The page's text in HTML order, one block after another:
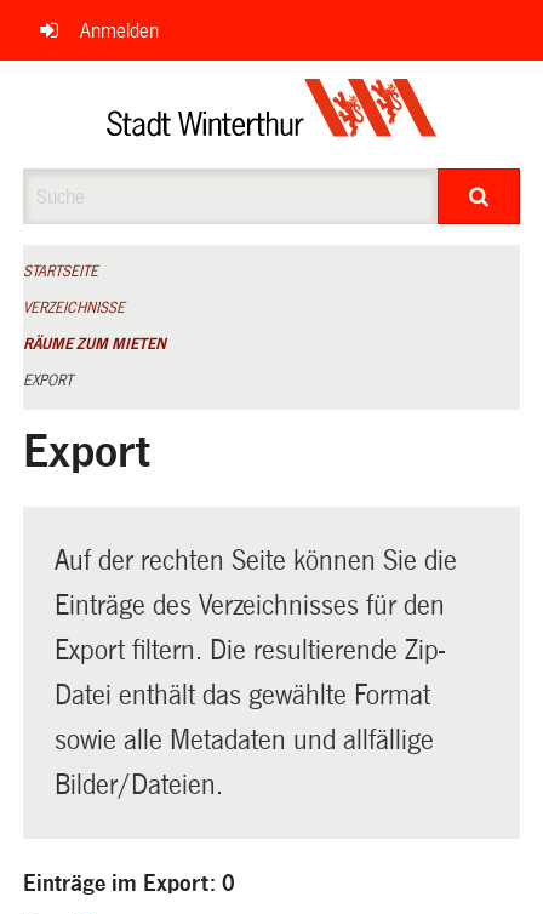
Navigation
überspringen
Anmelden
STARTSEITE
VERZEICHNISSE
RÄUME ZUM MIETEN
EXPORT
Export
Auf der rechten Seite können Sie die
Einträge des Verzeichnisses für den
Export filtern. Die resultierende Zip-
Datei enthält das gewählte Format
sowie alle Metadaten und allfällige
Bilder/Dateien.
Einträge im Export: 0